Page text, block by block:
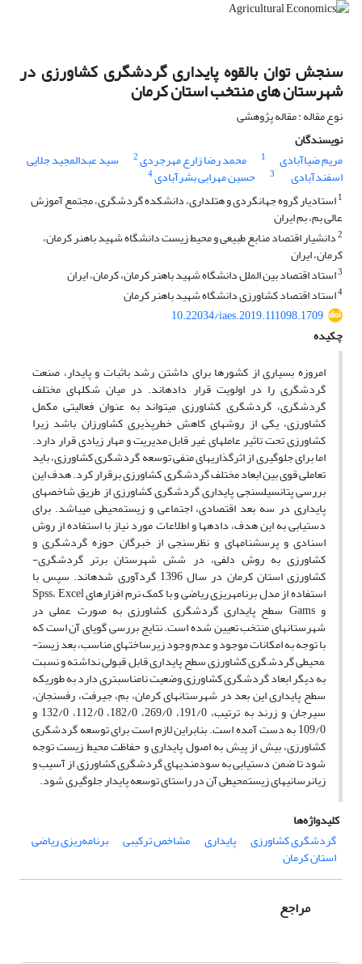
سنجش توان بالقوه پایداری گردشگری کشاورزی در
شهرستان های منتخب استان کرمان
نوع مقاله : مقاله پژوهشی
نویسندگان
مریم ضیاآبادی
1 محمد رضا زارع مهرجردی2 سید عبدالمجید جلایی
اسفندآبادی 3 حسین مهرابی بشرآبادی4
1استادیار گروه جهانگردی و هتلداری، دانشکده گردشگری، مجتمع آموزش
عالی بم، بم ایران
2دانشیار اقتصاد منابع طبیعی و محیط زیست دانشگاه شهید باهنر کرمان،
کرمان، ایران
3استاد اقتصاد بین الملل دانشگاه شهید باهنر کرمان، کرمان، ایران
4استاد اقتصاد کشاورزی دانشگاه شهید باهنر کرمان
10.22034/iaes.2019.111098.1709
چکیده
امروزه بسیاری از کشورها برای داشتن رشد باثبات و پایدار، صنعت
گردشگری را در اولویت قرار داده­اند. در میان شکل­های مختلف
گردشگری، گردشگری کشاورزی می­تواند به عنوان فعالیتی مکمل
کشاورزی، یکی از روش­های کاهش خطر­پذیری کشاورزان باشد زیرا
کشاورزی تحت تاثیر عامل­های غیر قابل مدیریت و مهار زیادی قرار دارد.
اما برای جلوگیری از اثر­­گذاری­های منفی توسعه گردشگری کشاورزی، باید
تعاملی قوی بین ابعاد مختلف گردشگری کشاورزی برقرار کرد. هدف این
بررسی پتانسیل­سنجی پایداری گردشگری کشاورزی از طریق شاخص­های
پایداری در سه بعد اقتصادی، اجتماعی و زیست­محیطی می­باشد. برای
دستیابی به این هدف، داده­ها و اطلاعات مورد نیاز با استفاده از روش
اسنادی و پرسشنامه­ای و نظرسنجی از خبرگان حوزه گردشگری و
کشاورزی به روش دلفی، در شش شهرستان برتر گردشگری-
کشاورزی استان کرمان در سال 1396 گرد­آوری شده­اند. سپس با
استفاده از مدل برنامه­ریزی ریاضی و با کمک نرم افزارهای Spss، Excel
و Gams سطح پایداری گردشگری کشاورزی به صورت عملی در
شهرستان­های منتخب تعیین شده است. نتایج بررسی گویای آن است که
با توجه به امکانات موجود و عدم وجود زیرساخت­های مناسب، بعد زیست­
محیطی گردشگری کشاورزی سطح پایداری قابل قبولی نداشته و نسبت
به دیگر ابعاد گردشگری کشاورزی وضعیت نامناسب­تری دارد به طوری­که
سطح پایداری این بعد در شهرستان­های کرمان، بم، جیرفت، رفسنجان،
سیرجان و زرند به ترتیب، 191/0، 269/0، 182/0، 112/0، 132/0 و
109/0 به دست آمده است. بنابراین لازم است برای توسعه گردشگری
کشاورزی، بیش از پیش به اصول پایداری و حفاظت محیط زیست توجه
شود تا ضمن دستیابی به سودمندی­های گردشگری کشاورزی از آسیب و
زیان­رسانی­های زیست­محیطی آن در راستای توسعه پایدار جلوگیری شود.
کلیدواژه‌ها
گردشگری کشاورزی
پایداری مشاخص ترکیبی برنامه‌ریزی ریاضی
استان کرمان
مراجع